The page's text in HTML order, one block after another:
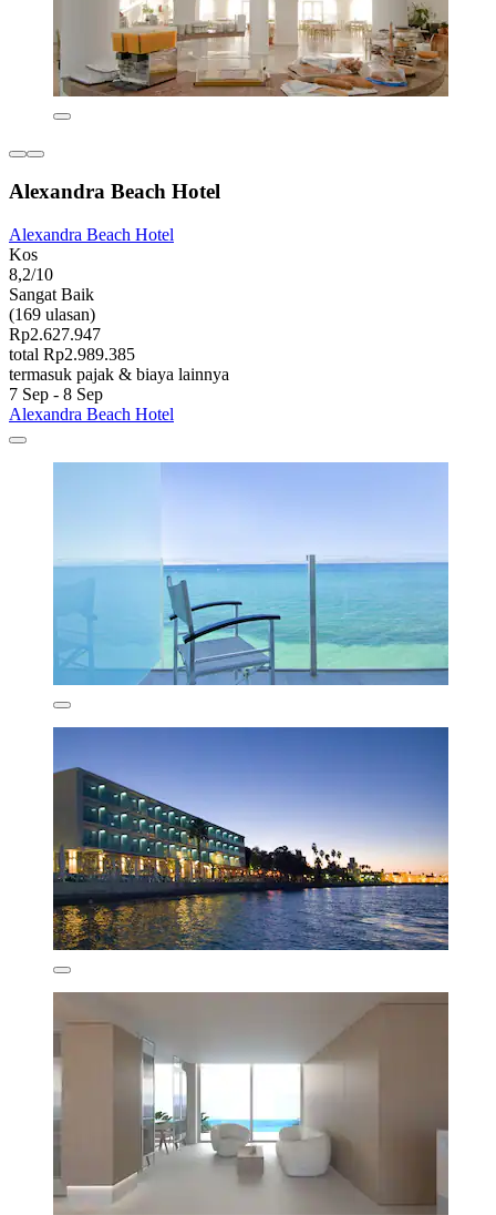
Alexandra Beach Hotel
Alexandra Beach Hotel
Kos
8,2/10
Sangat Baik
(169 ulasan)
Rp2.627.947
total Rp2.989.385
termasuk pajak & biaya lainnya
7 Sep - 8 Sep
Alexandra Beach Hotel